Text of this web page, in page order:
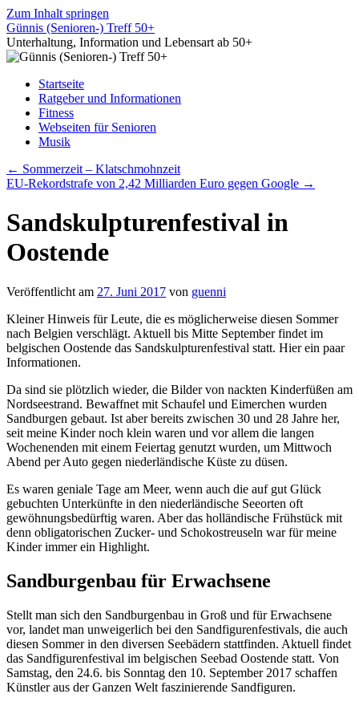
Zum Inhalt springen
Günnis (Senioren-) Treff 50+
Unterhaltung, Information und Lebensart ab 50+
Startseite
Ratgeber und Informationen
Fitness
Webseiten für Senioren
Musik
← Sommerzeit – Klatschmohnzeit
EU-Rekordstrafe von 2,42 Milliarden Euro gegen Google →
Sandskulpturenfestival in
Oostende
Veröffentlicht am 27. Juni 2017 von guenni
Kleiner Hinweis für Leute, die es möglicherweise diesen Sommer
nach Belgien verschlägt. Aktuell bis Mitte September findet im
belgischen Oostende das Sandskulpturenfestival statt. Hier ein paar
Informationen.
Da sind sie plötzlich wieder, die Bilder von nackten Kinderfüßen am
Nordseestrand. Bewaffnet mit Schaufel und Eimerchen wurden
Sandburgen gebaut. Ist aber bereits zwischen 30 und 28 Jahre her,
seit meine Kinder noch klein waren und vor allem die langen
Wochenenden mit einem Feiertag genutzt wurden, um Mittwoch
Abend per Auto gegen niederländische Küste zu düsen.
Es waren geniale Tage am Meer, wenn auch die auf gut Glück
gebuchten Unterkünfte in den niederländische Seeorten oft
gewöhnungsbedürftig waren. Aber das holländische Frühstück mit
denn obligatorischen Zucker- und Schokostreuseln war für meine
Kinder immer ein Highlight.
Sandburgenbau für Erwachsene
Stellt man sich den Sandburgenbau in Groß und für Erwachsene
vor, landet man unweigerlich bei den Sandfigurenfestivals, die auch
diesen Sommer in den diversen Seebädern stattfinden. Aktuell findet
das Sandfigurenfestival im belgischen Seebad Oostende statt. Von
Samstag, den 24.6. bis Sonntag den 10. September 2017 schaffen
Künstler aus der Ganzen Welt faszinierende Sandfiguren.